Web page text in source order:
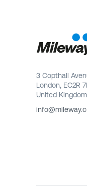
3 Copthall
London, EC2R
United Kingdom